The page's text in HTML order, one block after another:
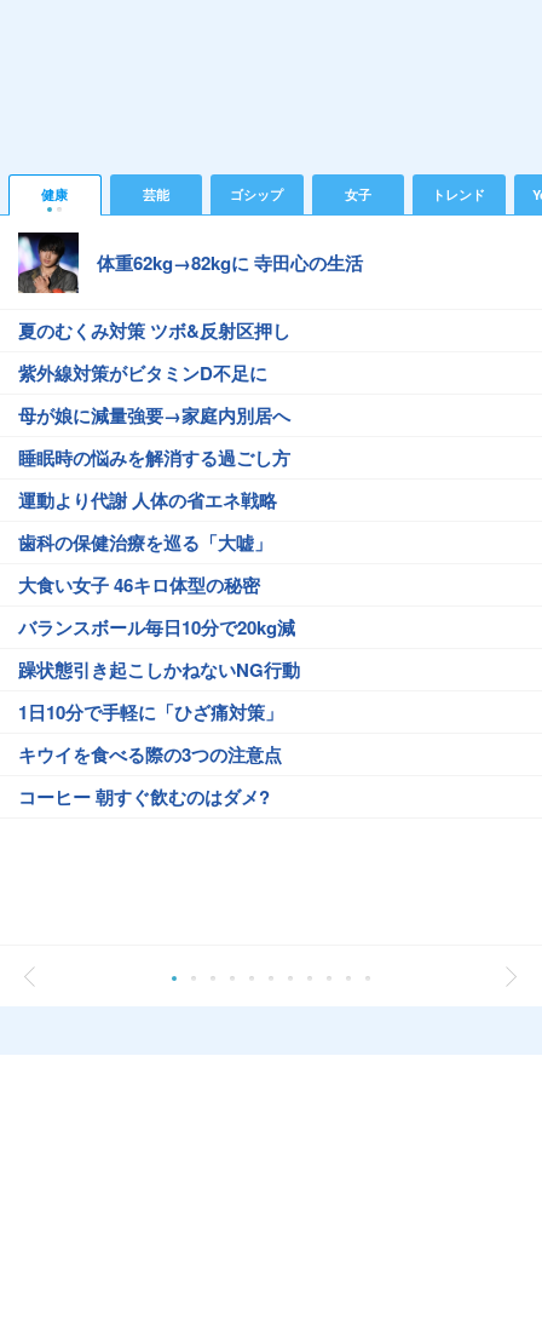
健康 芸能 ゴシップ 女子 トレンド
体重62kg→82kgに 寺田心の生活
夏のむくみ対策 ツボ&反射区押し
紫外線対策がビタミンD不足に
母が娘に減量強要→家庭内別居へ
睡眠時の悩みを解消する過ごし方
運動より代謝 人体の省エネ戦略
歯科の保健治療を巡る「大嘘」
大食い女子 46キロ体型の秘密
バランスボール毎日10分で20kg減
躁状態引き起こしかねないNG行動
1日10分で手軽に「ひざ痛対策」
キウイを食べる際の3つの注意点
コーヒー 朝すぐ飲むのはダメ?